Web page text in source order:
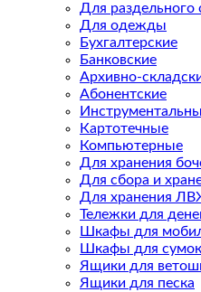
Для раздельного
Для одежды
Бухгалтерские
Банковские
Архивно-
Абонентские
Картотечные
Компьютерные
Для хранения
Для сбора и
Для хранения
Тележки для
Шкафы для
Шкафы для сумок
Ящики для
Ящики для песка